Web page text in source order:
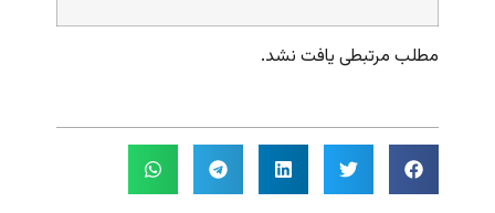
مطلب مرتبطی یافت نشد.